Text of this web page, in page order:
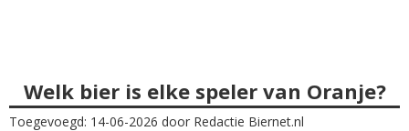
Welk bier is elke speler van Oranje?
Toegevoegd: 14-06-2026 door Redactie Biernet.nl